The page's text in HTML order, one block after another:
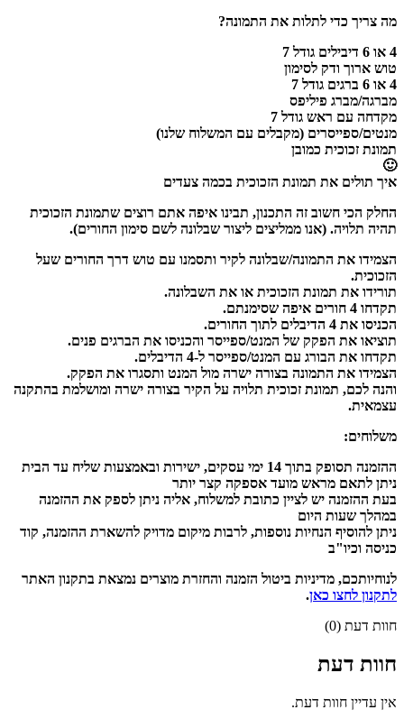
מה צריך כדי לתלות את התמונה?
4 או 6 דיבילים גודל 7
טוש ארוך ודק לסימון
4 או 6 ברגים גודל 7
מברגה/מברג פיליפס
מקדחה עם ראש גודל 7
מנטים/ספייסרים (מקבלים עם המשלוח שלנו)
תמונת זכוכית כמובן
🙂
איך תולים את תמונת הזכוכית בכמה צעדים
החלק הכי חשוב זה התכנון, תבינו איפה אתם רוצים שתמונת הזכוכית
תהיה תלויה. (אנו ממליצים ליצור שבלונה לשם סימון החורים).
הצמידו את התמונה/שבלונה לקיר ותסמנו עם טוש דרך החורים שעל
הזכוכית.
תורידו את תמונת הזכוכית או את השבלונה.
תקדחו 4 חורים איפה שסימנתם.
הכניסו את 4 הדיבלים לתוך החורים.
תוציאו את הפקק של המנט/ספייסר והכניסו את הברגים פנים.
תקדחו את הבורג עם המנט/ספייסר ל-4 הדיבלים.
הצמידו את התמונה בצורה ישרה מול המנט ותסגרו את הפקק.
והנה לכם, תמונת זכוכית תלויה על הקיר בצורה ישרה ומושלמת בהתקנה
עצמאית.
משלוחים:
ההזמנה תסופק בתוך 14 ימי עסקים, ישירות ובאמצעות שליח עד הבית
ניתן לתאם מראש מועד אספקה קצר יותר
בעת ההזמנה יש לציין כתובת למשלוח, אליה ניתן לספק את ההזמנה
במהלך שעות היום
ניתן להוסיף הנחיות נוספות, לרבות מיקום מדויק להשארת ההזמנה, קוד
כניסה וכיו"ב
לנוחיותכם, מדיניות ביטול הזמנה והחזרת מוצרים נמצאת בתקנון האתר
לתקנון לחצו כאן.
חוות דעת (0)
חוות דעת
אין עדיין חוות דעת.